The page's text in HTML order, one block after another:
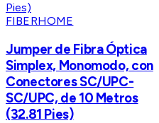
FIBERHOME
Jumper de Fibra Óptica
Simplex, Monomodo, con
Conectores SC/UPC-
SC/UPC, de 10 Metros
(32.81 Pies)